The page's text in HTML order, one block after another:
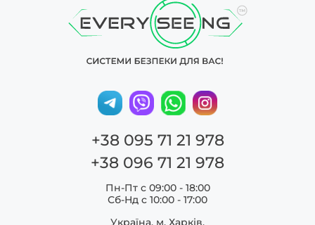
+38 095 71 21 978
+38 096 71 21 978
Пн-Пт с 09:00 - 18:00
Сб-Нд c 10:00 - 17:00
Україна, м. Харків,